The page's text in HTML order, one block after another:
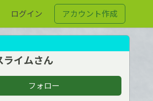
ログイン アカウント作成
ライムさん
フォロー